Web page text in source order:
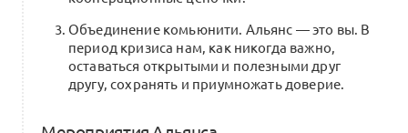
Интро: Инна Бодрова
Объединение комьюнити. Альянс — это вы. В
период кризиса нам, как никогда важно,
оставаться открытыми и полезными друг
другу, сохранять и приумножать доверие.